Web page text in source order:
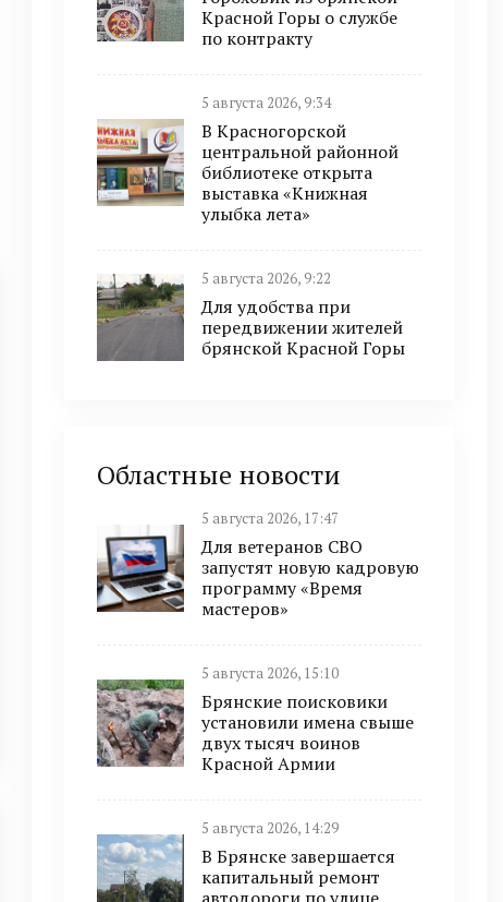
Красной Горы о службе
по контракту
5 августа 2026, 9:34
В Красногорской
центральной районной
библиотеке открыта
выставка «Книжная
улыбка лета»
5 августа 2026, 9:22
Для удобства при
передвижении жителей
брянской Красной Горы
Областные новости
5 августа 2026, 17:47
Для ветеранов СВО
запустят новую кадровую
программу «Время
мастеров»
5 августа 2026, 15:10
Брянские поисковики
установили имена свыше
двух тысяч воинов
Красной Армии
5 августа 2026, 14:29
В Брянске завершается
капитальный ремонт